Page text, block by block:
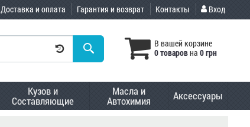
Доставка и оплата Гарантия и возврат Контакты Вход
В вашей корзине
0 товаровна 0 грн
Кузов и
Составляющие
Масла и
Автохимия Аксессуары